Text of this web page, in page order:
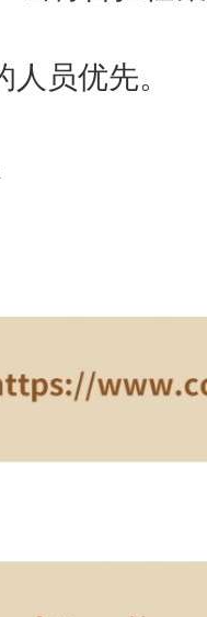
员优先。